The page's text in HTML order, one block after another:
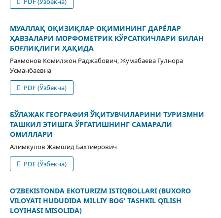
МУАЛЛАҚ ОҚИЗИҚЛАР ОҚИМИНИНГ ДАРЁЛАР
ҲАВЗАЛАРИ МОРФОМЕТРИК КЎРСАТКИЧЛАРИ БИЛАН
БОҒЛИҚЛИГИ ҲАҚИДА
Рахмонов Комилжон Раджабович, Жумабаева Гулнора
Усманбаевна
PDF (Ўзбекча)
БЎЛАЖАК ГЕОГРАФИЯ ЎҚИТУВЧИЛАРИНИ ТУРИЗМНИ
ТАШКИЛ ЭТИШГА ЎРГАТИШНИНГ САМАРАЛИ
ОМИЛЛАРИ
Алимкулов Жамшид Бахтиёрович
PDF (Ўзбекча)
O‘ZBEKISTONDA EKOTURIZM ISTIQBOLLARI (BUXORO
VILOYATI HUDUDIDA MILLIY BOG‘ TASHKIL QILISH
LOYIHASI MISOLIDA)